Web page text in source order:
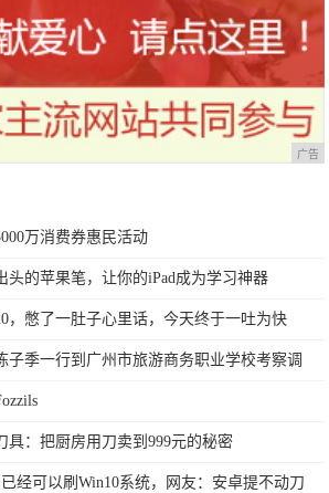
广告
万消费券惠民活动
头的苹果笔，让你的iPad成为学习神器
，憋了一肚子心里话，今天终于一吐为快
子季一行到广州市旅游商务职业学校考察调
具：把厨房用刀卖到999元的秘密
经可以刷Win10系统，网友：安卓提不动刀